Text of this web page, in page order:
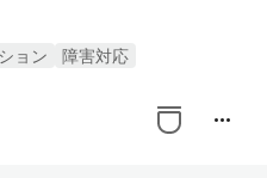
ョン
障害対応
more_horiz